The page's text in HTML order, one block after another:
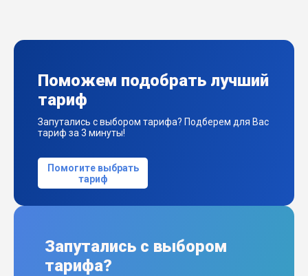
Поможем подобрать лучший
тариф
Запутались с выбором тарифа? Подберем для Вас
тариф за 3 минуты!
Помогите выбрать
тариф
Запутались с выбором
тарифа?